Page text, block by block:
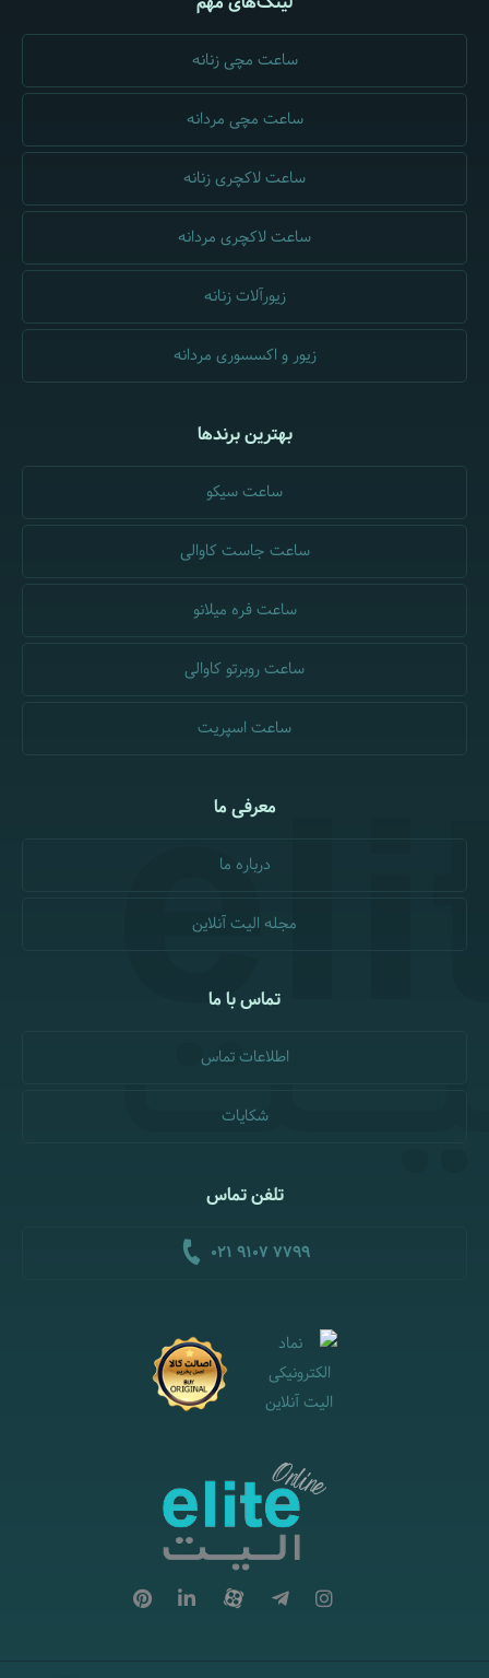
ساعت مچی زنانه
ساعت مچی مردانه
ساعت لاکچری زنانه
ساعت لاکچری مردانه
زیورآلات زنانه
زیور و اکسسوری مردانه
بهترین برندها
ساعت سیکو
ساعت جاست کاوالی
ساعت فره میلانو
ساعت روبرتو کاوالی
ساعت اسپریت
معرفی ما
درباره ما
مجله الیت آنلاین
تماس با ما
اطلاعات تماس
شکایات
تلفن تماس
021 9107 7799